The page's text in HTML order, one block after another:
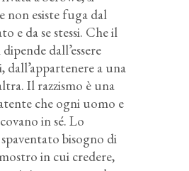
non esiste fuga dal
e da se stessi. Che il
dall’essere
dall’appartenere a una
Il razzismo è una
che ogni uomo e
in sé. Lo
bisogno di
in cui credere,